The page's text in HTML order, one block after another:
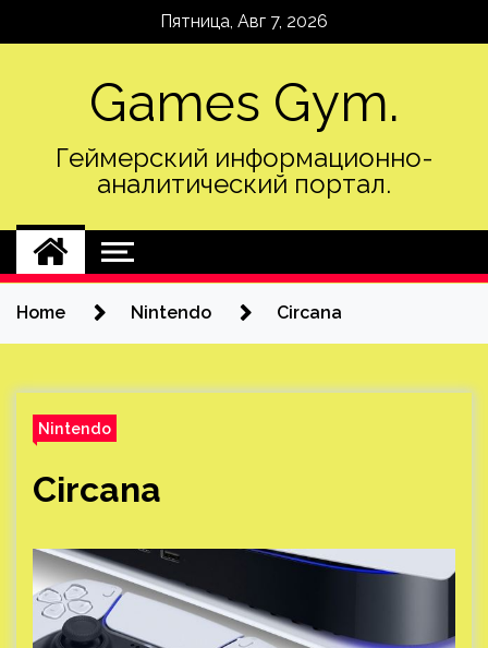
Пятница, Авг 7, 2026
Games Gym.
Геймерский информационно-
аналитический портал.
Home Nintendo Circana
Nintendo
Circana